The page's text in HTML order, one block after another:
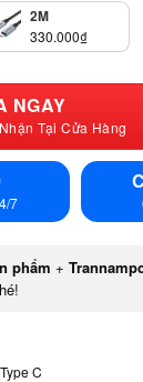
2M
330.000₫
NGAY
Tại Cửa Hàng
7
phẩm +
C